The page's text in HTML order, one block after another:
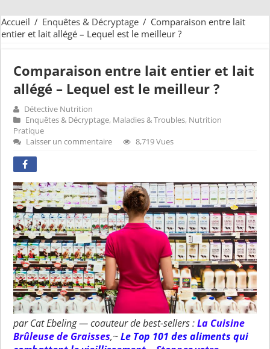
Accueil / Enquêtes & Décryptage / Comparaison entre lait
entier et lait allégé – Lequel est le meilleur ?
Comparaison entre lait entier et lait
allégé – Lequel est le meilleur ?
Détective Nutrition
Enquêtes & Décryptage, Maladies & Troubles, Nutrition
Pratique
Laisser un commentaire
8,719 Vues
par Cat Ebeling — coauteur de best-sellers :La Cuisine
Brûleuse de Graisses,~Le Top 101 des aliments qui